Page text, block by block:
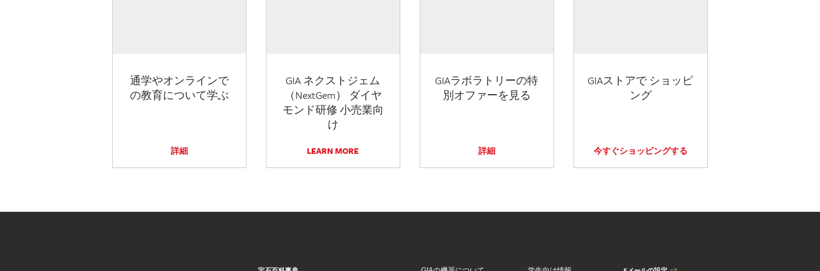
通学やオンラインで
の教育について学ぶ
詳細
GIA ネクストジェム
（NextGem） ダイヤ
モンド研修 小売業向
け
LEARN MORE
GIAラボラトリーの特
別オファーを見る
詳細
GIAストアで ショッピ
ング
今すぐショッピングする